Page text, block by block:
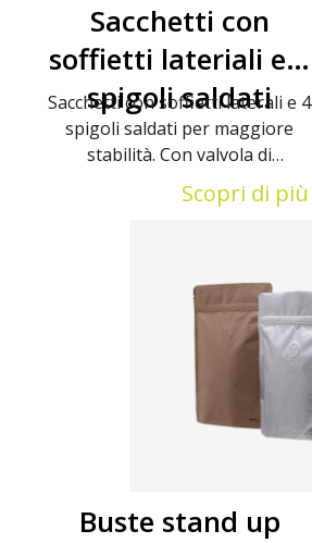
Sacchetti con
soffietti lateriali e 4
spigoli saldati
Sacchetti con soffietti laterali e 4
spigoli saldati per maggiore
stabilità. Con valvola di
degasazione.Scopri di più
Buste stand up